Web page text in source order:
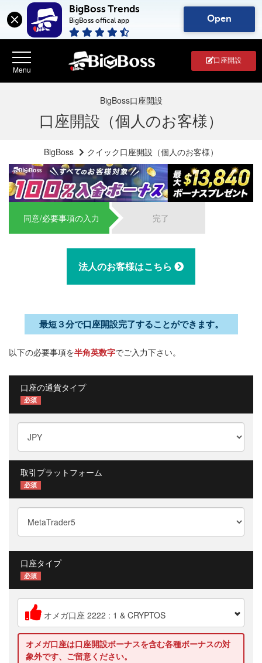
BigBoss Trends
BigBoss offical app Open
口座開設
BigBoss口座開設
口座開設（個人のお客様）
BigBoss クイック口座開設（個人のお客様）
同意/必要事項の入力 完了
法人のお客様はこちら
最短３分で口座開設完了することができます。
以下の必要事項を半角英数字でご入力下さい。
口座の通貨タイプ
必須
取引プラットフォーム
必須
口座タイプ
必須
オメガ口座 2222 : 1 & CRYPTOS
オメガ口座は口座開設ボーナスを含む各種ボーナスの対
象外です、ご留意ください。